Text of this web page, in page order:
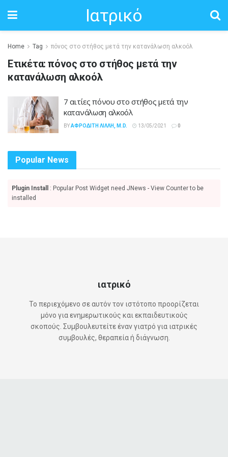
Ιατρικό
Home Tag πόνος στο στήθος μετά την κατανάλωση αλκοόλ
Ετικέτα:πόνος στο στήθος μετά την
κατανάλωση αλκοόλ
7 αιτίες πόνου στο στήθος μετά την
κατανάλωση αλκοόλ
BYΑΦΡΟΔΊΤΗ ΛΙΛΛΉ, M.D. 13/05/2021 0
Popular News
Plugin Install
: Popular Post Widget need JNews - View Counter to be
installed
ιατρικό
Το περιεχόμενο σε αυτόν τον ιστότοπο προορίζεται
μόνο για ενημερωτικούς και εκπαιδευτικούς
σκοπούς. Συμβουλευτείτε έναν γιατρό για ιατρικές
συμβουλές, θεραπεία ή διάγνωση.